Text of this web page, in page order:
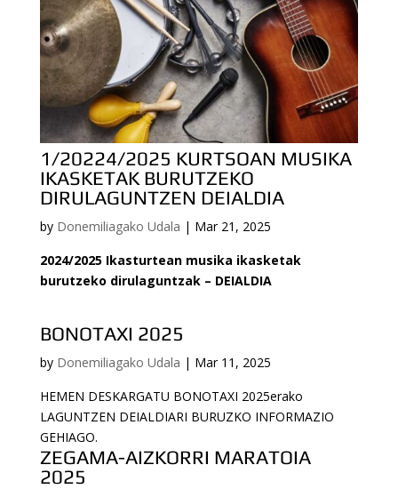
1/20224/2025 KURTSOAN MUSIKA
IKASKETAK BURUTZEKO
DIRULAGUNTZEN DEIALDIA
by Donemiliagako Udala | Mar 21, 2025
2024/2025 Ikasturtean musika ikasketak
burutzeko dirulaguntzak – DEIALDIA
BONOTAXI 2025
by Donemiliagako Udala | Mar 11, 2025
HEMEN DESKARGATU BONOTAXI 2025erako
LAGUNTZEN DEIALDIARI BURUZKO INFORMAZIO
GEHIAGO.
ZEGAMA-AIZKORRI MARATOIA
2025